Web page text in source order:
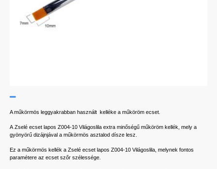
A műkörmös leggyakrabban használt kelléke a műköröm ecset.
A Zselé ecset lapos Z004-10 Világoslila extra minőségű műköröm kellék, mely a
gyönyörű dizájnjával a műkörmös asztalod dísze lesz.
Ez a műkörmös kellék a Zselé ecset lapos Z004-10 Világoslila, melynek fontos
paramétere az ecset szőr szélessége.